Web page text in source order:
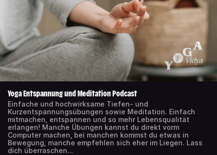
Yoga Entspannung und Meditation Podcast
Einfache und hochwirksame Tiefen- und
Kurzentspannungsübungen sowie Meditation. Einfach
mitmachen, entspannen und so mehr Lebensqualität
erlangen! Manche Übungen kannst du direkt vorm
Computer machen, bei manchen kommst du etwas in
Bewegung, manche empfehlen sich eher im Liegen. Lass
dich überraschen...